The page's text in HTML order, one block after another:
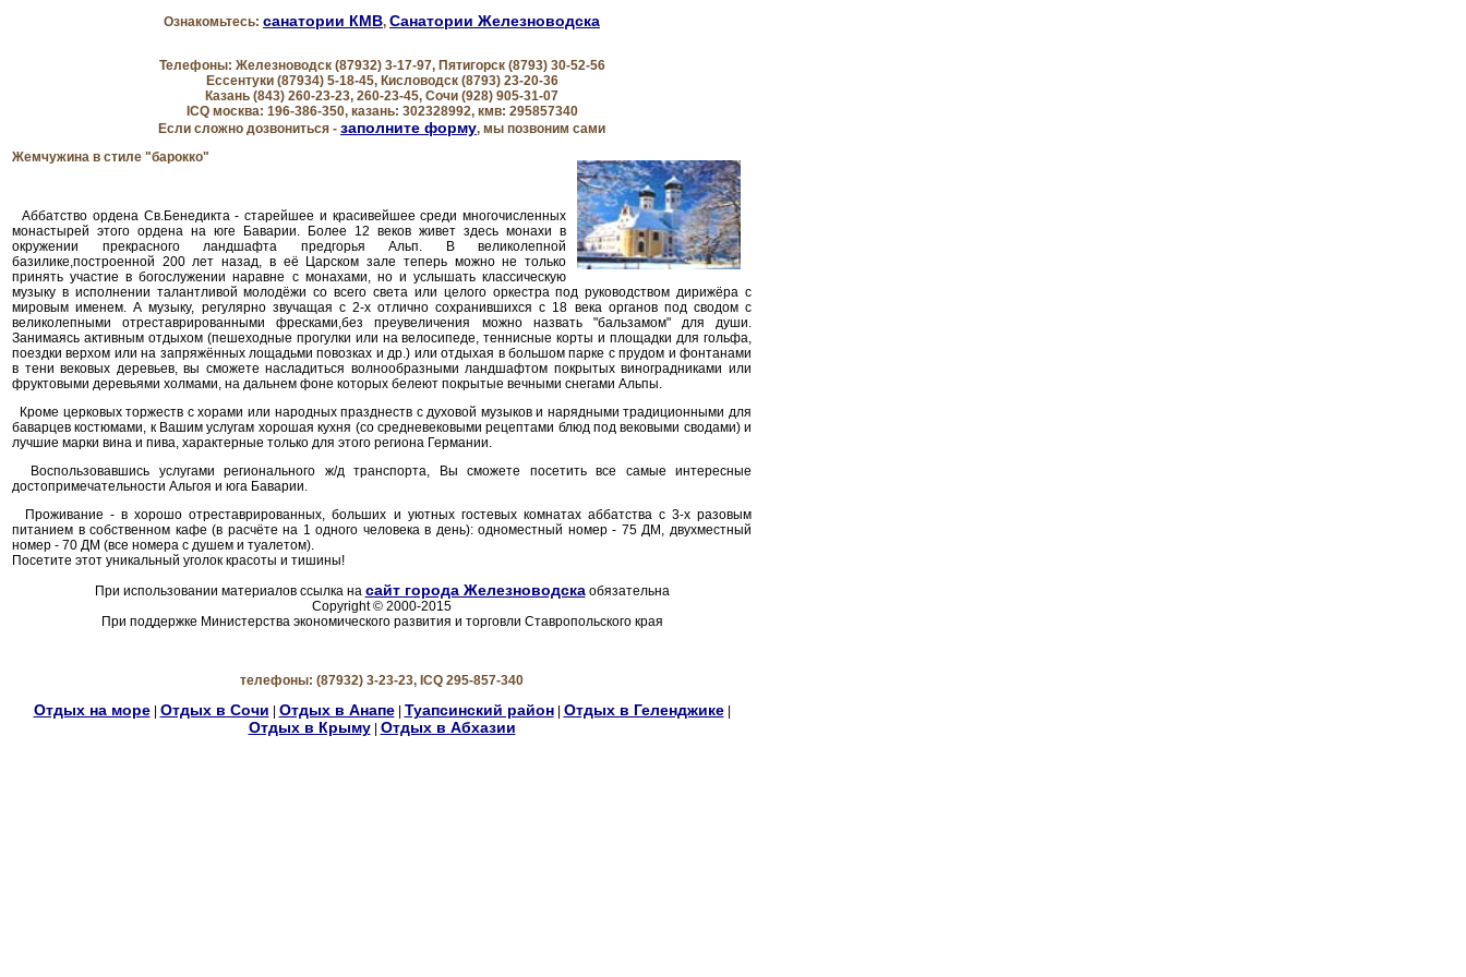
Ознакомьтесь: санатории КМВ, Санатории Железноводска
Телефоны: Железноводск(87932) 3-17-97, Пятигорск(8793) 30-52-56
Ессентуки(87934) 5-18-45, Кисловодск(8793) 23-20-36
Казань (843) 260-23-23, 260-23-45, Сочи (928) 905-31-07
ICQмосква: 196-386-350, казань: 302328992, кмв: 295857340
Если сложно дозвониться - заполните форму, мы позвоним сами
Жемчужина в стиле "барокко"
Аббатство ордена Св.Бенедикта - старейшее и красивейшее среди многочисленных
монастырей этого ордена на юге Баварии. Более 12 веков живет здесь монахи в
окружении прекрасного ландшафта предгорья Альп. В великолепной
базилике,построенной 200 лет назад, в её Царском зале теперь можно не только
принять участие в богослужении наравне с монахами, но и услышать классическую
музыку в исполнении талантливой молодёжи со всего света или целого оркестра под руководством дирижёра с
мировым именем. А музыку, регулярно звучащая с 2-х отлично сохранившихся с 18 века органов под сводом с
великолепными отреставрированными фресками,без преувеличения можно назвать "бальзамом" для души.
Занимаясь активным отдыхом (пешеходные прогулки или на велосипеде, теннисные корты и площадки для гольфа,
поездки верхом или на запряжённых лощадьми повозках и др.) или отдыхая в большом парке с прудом и фонтанами
в тени вековых деревьев, вы сможете насладиться волнообразными ландшафтом покрытых виноградниками или
фруктовыми деревьями холмами, на дальнем фоне которых белеют покрытые вечными снегами Альпы.
Кроме церковых торжеств с хорами или народных празднеств с духовой музыков и нарядными традиционными для
баварцев костюмами, к Вашим услугам хорошая кухня (со средневековыми рецептами блюд под вековыми сводами) и
лучшие марки вина и пива, характерные только для этого региона Германии.
Воспользовавшись услугами регионального ж/д транспорта, Вы сможете посетить все самые интересные
достопримечательности Альгоя и юга Баварии.
Проживание - в хорошо отреставрированных, больших и уютных гостевых комнатах аббатства с 3-х разовым
питанием в собственном кафе (в расчёте на 1 одного человека в день): одноместный номер - 75 ДМ, двухместный
номер - 70 ДМ (все номера с душем и туалетом).
Посетите этот уникальный уголок красоты и тишины!
При использовании материалов ссылка на сайт города Железноводскаобязательна
Copyright © 2000-2015
При поддержке Министерства экономического развития и торговли Ставропольского края
телефоны: (87932) 3-23-23, ICQ 295-857-340
Отдых на море| Отдых в Сочи Отдых в Анапе| Туапсинский район| Отдых в Геленджике|
Отдых в Крыму| Отдых в Абхазии